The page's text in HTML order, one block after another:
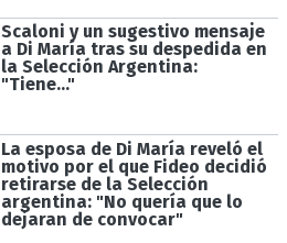
Scaloni y un sugestivo mensaje
a Di María tras su despedida en
la Selección Argentina:
"Tiene..."
La esposa de Di María reveló el
motivo por el que Fideo decidió
retirarse de la Selección
argentina: "No quería que lo
dejaran de convocar"